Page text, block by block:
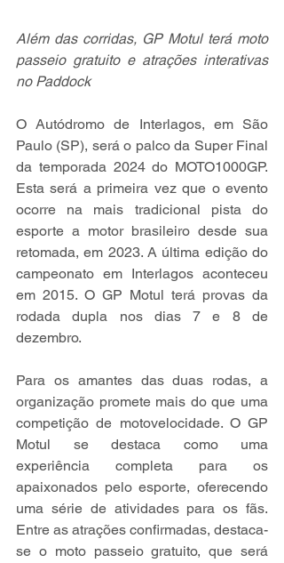
Além das corridas, GP Motul terá moto
passeio gratuito e atrações interativas
no Paddock
O Autódromo de Interlagos, em São
Paulo (SP), será o palco da Super Final
da temporada 2024 do MOTO1000GP.
Esta será a primeira vez que o evento
ocorre na mais tradicional pista do
esporte a motor brasileiro desde sua
retomada, em 2023. A última edição do
campeonato em Interlagos aconteceu
em 2015. O GP Motul terá provas da
rodada dupla nos dias 7 e 8 de
dezembro.
Para os amantes das duas rodas, a
organização promete mais do que uma
competição de motovelocidade. O GP
Motul se destaca como uma
experiência completa para os
apaixonados pelo esporte, oferecendo
uma série de atividades para os fãs.
Entre as atrações confirmadas, destaca-
se o moto passeio gratuito, que será